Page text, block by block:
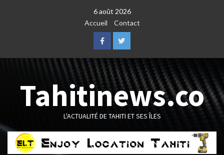
6 août 2026
Accueil
Contact
FacebookTwitter
Tahitinews.co
L'ACTUALITÉ DE TAHITI ET SES ÎLES